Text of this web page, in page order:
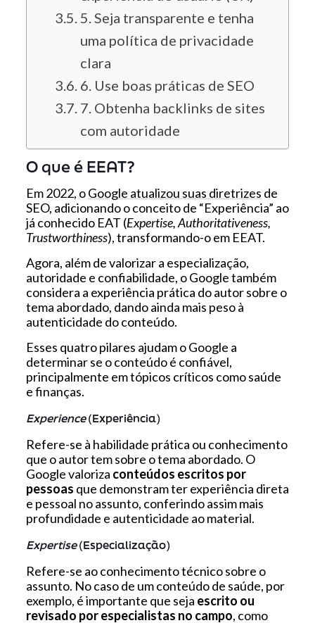
5. Seja transparente e tenha
uma política de privacidade
clara
6. Use boas práticas de SEO
7. Obtenha backlinks de sites
com autoridade
O que é EEAT?
Em 2022, oGoogle atualizou suas diretrizes de
SEO, adicionando o conceito de “Experiência” ao
já conhecido EAT (Expertise, Authoritativeness,
Trustworthiness), transformando-o em EEAT.
Agora, além de valorizar a especialização,
autoridade e confiabilidade, o Google também
considera a experiência prática do autor sobre o
tema abordado, dando ainda mais peso à
autenticidade do conteúdo.
Esses quatro pilares ajudam o Google a
determinar se o conteúdo é confiável,
principalmente em tópicos críticos como saúde
e finanças.
Experience(Experiência)
Refere-se à habilidade prática ou conhecimento
que o autor tem sobre o tema abordado. O
Google valoriza conteúdos escritos por
pessoas que demonstram ter experiência direta
e pessoal no assunto, conferindo assim mais
profundidade e autenticidade ao material.
Expertise(Especialização)
Refere-se ao conhecimento técnico sobre o
assunto. No caso de um conteúdo de saúde, por
exemplo, é importante que seja escrito ou
revisado por especialistas no campo, como